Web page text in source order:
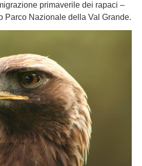
primaverile dei rapaci –
Parco Nazionale della Val Grande.